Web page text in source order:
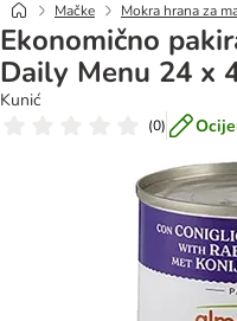
Mačke Mokra hrana za
Ekonomično
Daily Menu 24 x
Kunić
(0)